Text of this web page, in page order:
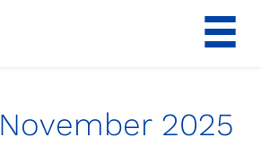
November 2025